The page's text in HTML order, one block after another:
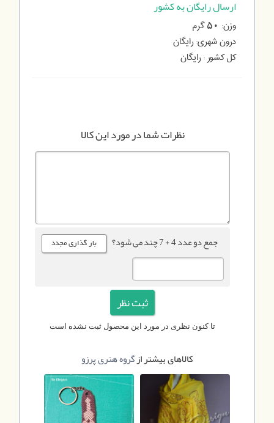
ارسال رایگان به کشور
وزن:
گرم
درون شهری:رایگان
کل کشور :رایگان
نظرات شما در مورد این کالا
جمع دو عدد 4 + 7 چند می شود؟
تا کنون نظری در مورد این محصول ثبت نشده است
کالاهای بیشتر ازگروه هنری پرزو